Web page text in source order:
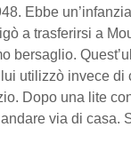
Ebbe
a trasferirsi a
bersaglio.
utilizzò invece di
Dopo una lite
via di casa.